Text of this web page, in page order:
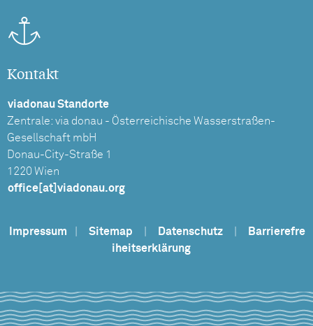
Kontakt
viadonau Standorte
Zentrale: via donau - Österreichische Wasserstraßen-
Gesellschaft mbH
Donau-City-Straße 1
1220 Wien
office[at]viadonau.org
Impressum Sitemap Datenschutz
Barrierefre
iheitserklärung